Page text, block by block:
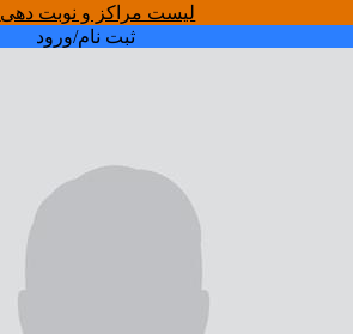
لیست مراکز و نوبت دهی
ثبت نام/ورود